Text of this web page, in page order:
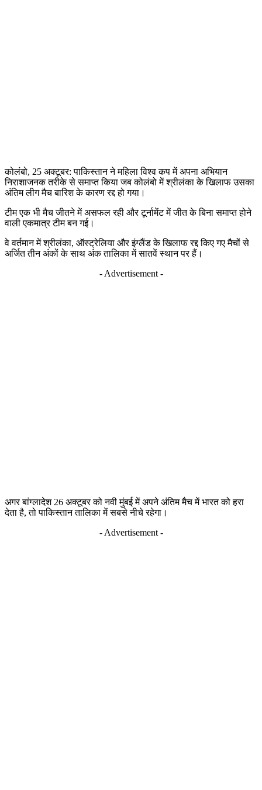
कोलंबो, 25 अक्टूबर: पाकिस्तान ने महिला विश्व कप में अपना अभियान
निराशाजनक तरीके से समाप्त किया जब कोलंबो में श्रीलंका के खिलाफ उसका
अंतिम लीग मैच बारिश के कारण रद्द हो गया।
टीम एक भी मैच जीतने में असफल रही और टूर्नामेंट में जीत के बिना समाप्त होने
वाली एकमात्र टीम बन गई।
वे वर्तमान में श्रीलंका, ऑस्ट्रेलिया और इंग्लैंड के खिलाफ रद्द किए गए मैचों से
अर्जित तीन अंकों के साथ अंक तालिका में सातवें स्थान पर हैं।
- Advertisement -
अगर बांग्लादेश 26 अक्टूबर को नवी मुंबई में अपने अंतिम मैच में भारत को हरा
देता है, तो पाकिस्तान तालिका में सबसे नीचे रहेगा।
- Advertisement -